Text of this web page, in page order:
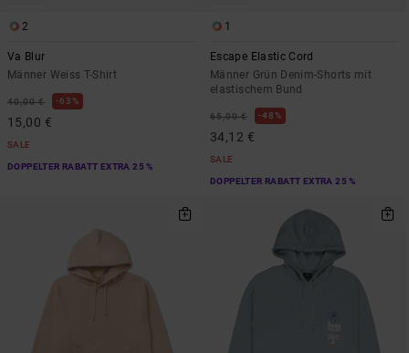
2
Va Blur
Männer Weiss T-Shirt
40,00 € 63%
15,00 €
SALE
DOPPELTER RABATT EXTRA 25 %
1
Escape Elastic Cord
Männer Grün Denim-Shorts mit
elastischem Bund
65,00 € 48%
34,12 €
SALE
DOPPELTER RABATT EXTRA 25 %